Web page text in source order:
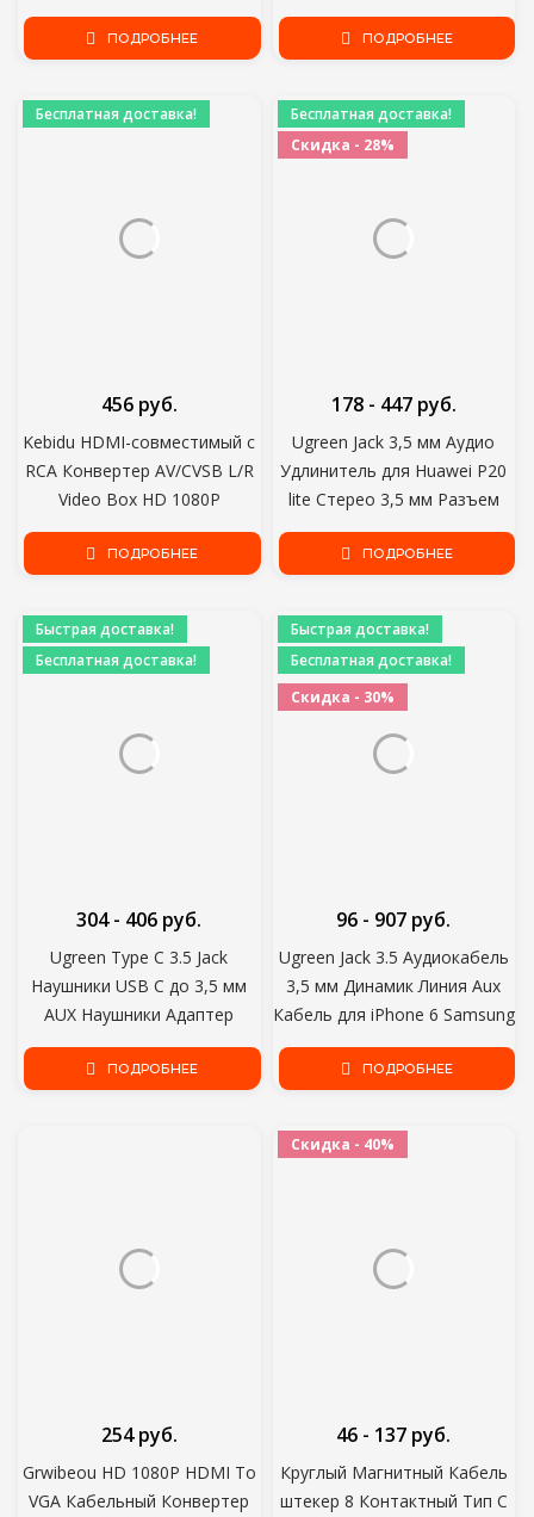
Преобразователь Кабель
для Xbox PS4 PC Ноутбук TV
ПОДРОБНЕЕ
HDTV XBOX PS3 компьютер
0,3 м 1 м 1,5 м 2 м 3 м 5 м 7,5
ПОДРОБНЕЕ
Бесплатная доставка!
Kebidu HDMI-совместимый с
RCA Конвертер AV/CVSB L/R
Video Box HD 1080P
1920*1080 60Hz HDMI2AV
Поддержка NTSC PAL Выход
456 руб.
ПОДРОБНЕЕ
Бесплатная доставка!
Скидка - 28%
Ugreen Jack 3,5 мм Аудио
Удлинитель для Huawei P20
lite Стерео 3,5 мм Разъем
Aux Кабель для Наушников
Xiaomi Redmi 5 plus PC
178 - 447 руб.
ПОДРОБНЕЕ
Быстрая доставка!
Бесплатная доставка!
Ugreen Type C 3.5 Jack
Наушники USB C до 3,5 мм
AUX Наушники Адаптер
Аудио кабель для Huawei V30
mate 20 P30 Pro Xiaomi Mi 10
304 - 406 руб.
ПОДРОБНЕЕ
Быстрая доставка!
Бесплатная доставка!
Скидка - 30%
Ugreen Jack 3.5 Аудиокабель
3,5 мм Динамик Линия Aux
Кабель для iPhone 6 Samsung
Galaxy s8 Автомобильные
Наушники Xiaomi Redmi 4x
96 - 907 руб.
ПОДРОБНЕЕ
Grwibeou HD 1080P HDMI To
VGA Кабельный Конвертер
254 руб.
Скидка - 40%
Круглый Магнитный Кабель
штекер 8 Контактный Тип C
46 - 137 руб.